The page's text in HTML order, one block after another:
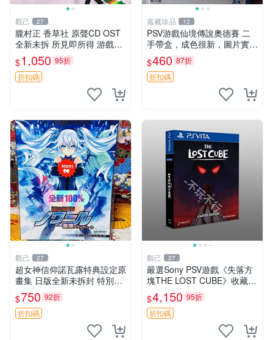
觀己 27
朧村正 香草社 原聲CD OST
全新未拆 所見即所得 游戲特
典嚴選 限定收藏 OST CD 游
戲特典 村正OST
$1,050 95折
折扣碼
嘉藏珍品 12
PSV游戲仙境傳說奧德賽 二
手帶盒，成色很新，圖片實拍
現貨，可發，僅此一張
$460 87折
折扣碼
觀己 27
超女神信仰諾瓦露特典設定原
畫集 日版全新未拆封 特別推
薦 收藏必備 PSV 游戲 發售限
定 原創漫畫 限量版 PSV 游戲
超女神信仰諾瓦露 原畫集 日
$750 92折
折扣碼
觀己 27
嚴選Sony PSV遊戲《失落方
塊THE LOST CUBE》收藏
版，英語原裝未拆封 失落方
塊 THE LOST CUBE PSV 精
華版 新作 權杖
$4,150 95折
折扣碼